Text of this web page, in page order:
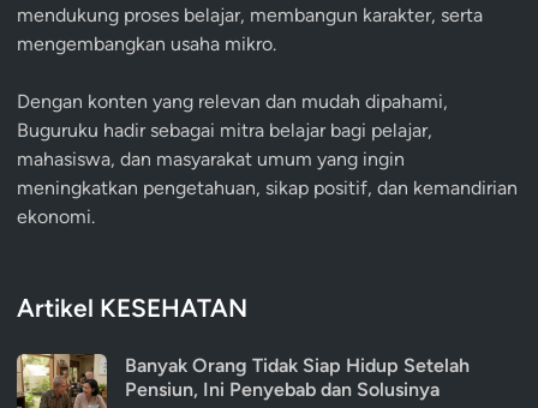
mendukung proses belajar, membangun karakter, serta
mengembangkan usaha mikro.
Dengan konten yang relevan dan mudah dipahami,
Buguruku hadir sebagai mitra belajar bagi pelajar,
mahasiswa, dan masyarakat umum yang ingin
meningkatkan pengetahuan, sikap positif, dan kemandirian
ekonomi.
Artikel KESEHATAN
Banyak Orang Tidak Siap Hidup Setelah
Pensiun, Ini Penyebab dan Solusinya